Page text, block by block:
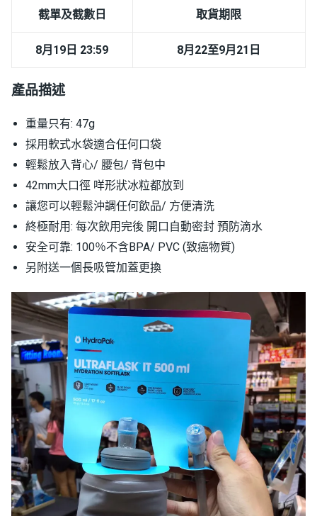
截單及截數日 取貨期限
8月19日 23:59 8月22至9月21日
產品描述
重量只有: 47g
採用軟式水袋適合任何口袋
輕鬆放入背心/ 腰包/ 背包中
42mm大口徑 咩形狀冰粒都放到
讓您可以輕鬆沖調任何飲品/ 方便清洗
終極耐用: 每次飲用完後 開口自動密封 預防滴水
安全可靠: 100％不含BPA/ PVC (致癌物質)
另附送一個長吸管加蓋更換